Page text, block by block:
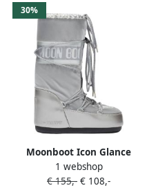
30%
Moonboot Icon Glance
snowboots meisjes zilver
1 webshop
€ 155,- € 108,-